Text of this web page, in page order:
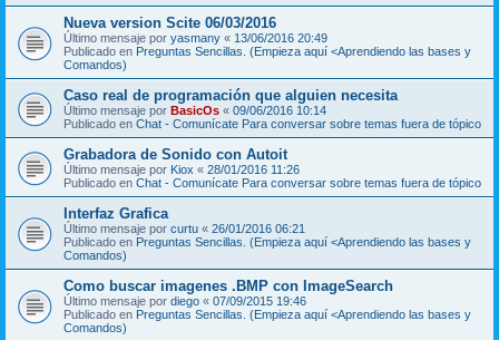
Nueva version Scite 06/03/2016
Último mensaje por yasmany « 13/06/2016 20:49
Publicado en Preguntas Sencillas. (Empieza aquí <Aprendiendo las bases y
Comandos)
Caso real de programación que alguien necesita
Último mensaje por BasicOs « 09/06/2016 10:14
Publicado en Chat - Comunícate Para conversar sobre temas fuera de tópico
Grabadora de Sonido con Autoit
Último mensaje por Kiox « 28/01/2016 11:26
Publicado en Chat - Comunícate Para conversar sobre temas fuera de tópico
Interfaz Grafica
Último mensaje por curtu « 26/01/2016 06:21
Publicado en Preguntas Sencillas. (Empieza aquí <Aprendiendo las bases y
Comandos)
Como buscar imagenes .BMP con ImageSearch
Último mensaje por diego « 07/09/2015 19:46
Publicado en Preguntas Sencillas. (Empieza aquí <Aprendiendo las bases y
Comandos)